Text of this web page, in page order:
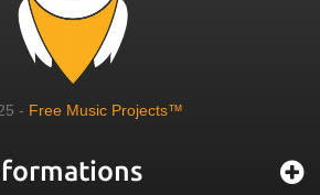
- Free Music Projects™